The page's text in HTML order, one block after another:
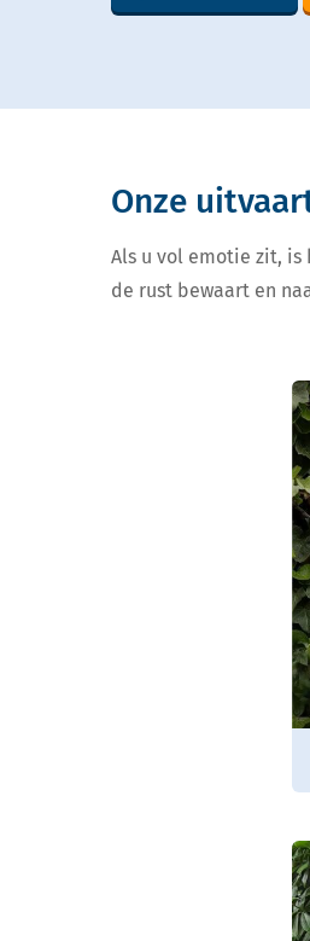
Onze
Als u vol emotie zit,
de rust bewaart en